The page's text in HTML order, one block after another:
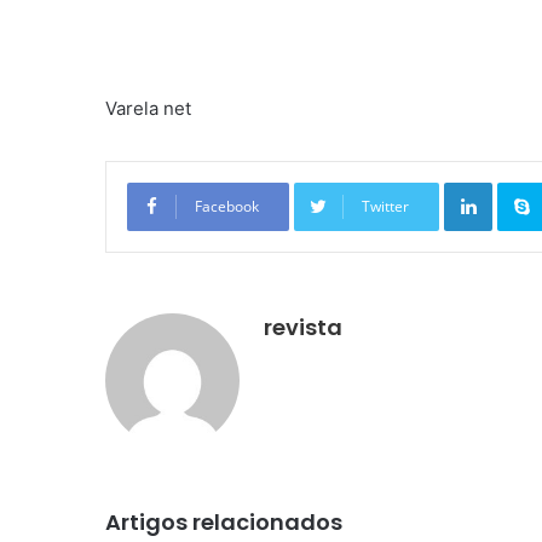
Varela net
Facebook Twitter
Linkedin
revista
Artigos relacionados